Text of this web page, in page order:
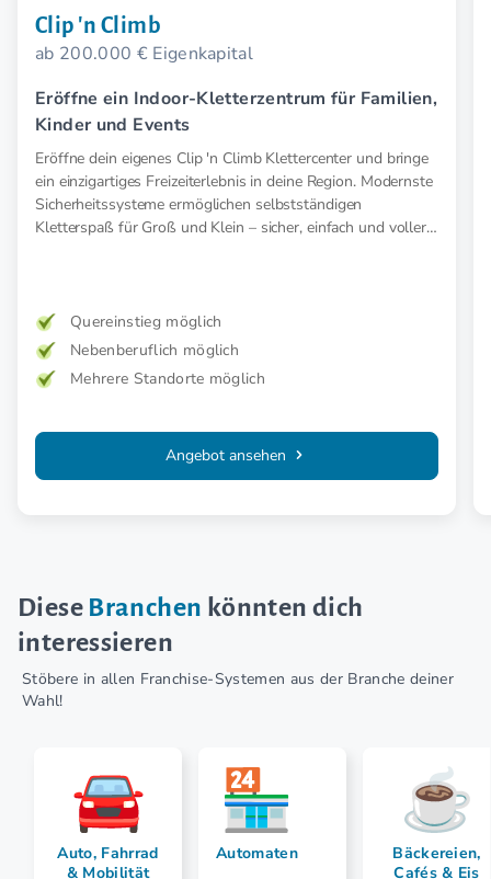
Clip 'n Climb
ab 200.000 € Eigenkapital
Eröffne ein Indoor-Kletterzentrum für Familien,
Kinder und Events
Eröffne dein eigenes Clip 'n Climb Klettercenter und bringe
ein einzigartiges Freizeiterlebnis in deine Region. Modernste
Sicherheitssysteme ermöglichen selbstständigen
Kletterspaß für Groß und Klein – sicher, einfach und voller
Quereinstieg möglich
Nebenberuflich möglich
Mehrere Standorte möglich
Angebot ansehen
Diese Branchen könnten dich
interessieren
Stöbere in allen Franchise-Systemen aus der Branche deiner
Wahl!
Auto, Fahrrad
& Mobilität
Automaten
Bäckereien,
Cafés & Eis